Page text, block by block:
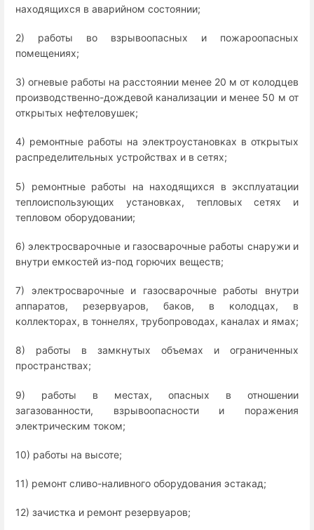
находящихся в аварийном состоянии;
2) работы во взрывоопасных и пожароопасных
помещениях;
3) огневые работы на расстоянии менее 20 м от колодцев
производственно-дождевой канализации и менее 50 м от
открытых нефтеловушек;
4) ремонтные работы на электроустановках в открытых
распределительных устройствах и в сетях;
5) ремонтные работы на находящихся в эксплуатации
теплоиспользующих установках, тепловых сетях и
тепловом оборудовании;
6) электросварочные и газосварочные работы снаружи и
внутри емкостей из-под горючих веществ;
7) электросварочные и газосварочные работы внутри
аппаратов, резервуаров, баков, в колодцах, в
коллекторах, в тоннелях, трубопроводах, каналах и ямах;
8) работы в замкнутых объемах и ограниченных
пространствах;
9) работы в местах, опасных в отношении
загазованности, взрывоопасности и поражения
электрическим током;
10) работы на высоте;
11) ремонт сливо-наливного оборудования эстакад;
12) зачистка и ремонт резервуаров;